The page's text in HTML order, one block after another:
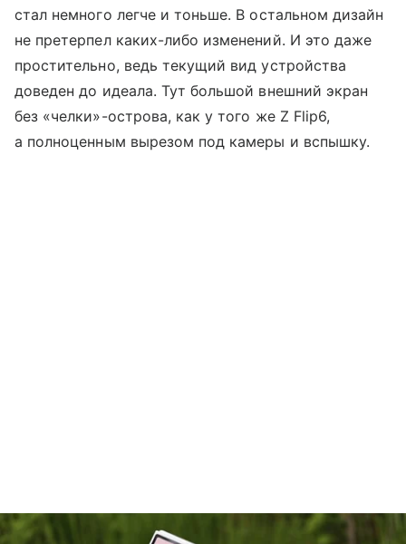
стал немного легче и тоньше. В остальном дизайн
не претерпел каких-либо изменений. И это даже
простительно, ведь текущий вид устройства
доведен до идеала. Тут большой внешний экран
без «челки»-острова, как у того же Z Flip6,
а полноценным вырезом под камеры и вспышку.